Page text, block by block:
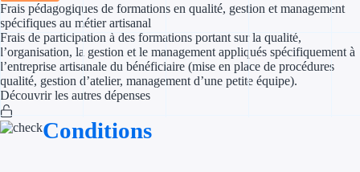
Avance
Garantie
Frais pédagogiques de formations en qualité, gestion et management
spécifiques au métier artisanal
Frais de participation à des formations portant sur la qualité,
l’organisation, la gestion et le management appliqués spécifiquement à
l’entreprise artisanale du bénéficiaire (mise en place de procédures
qualité, gestion d’atelier, management d’une petite équipe).
Découvrir les autres dépenses
Conditions